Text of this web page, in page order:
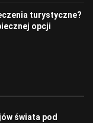
turystyczne?
opcji
świata pod